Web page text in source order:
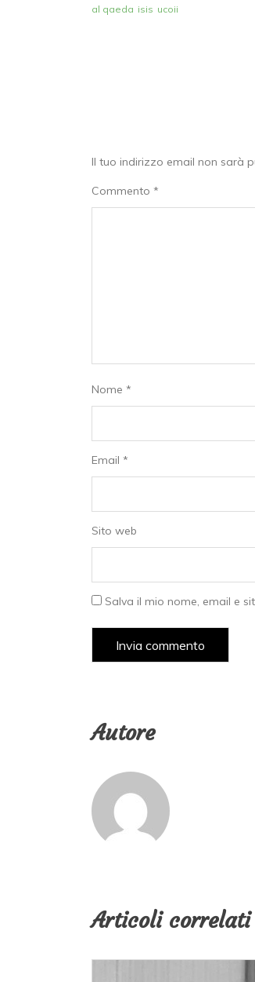
al qaeda isis ucoii
Il tuo indirizzo email non sarà
Commento *
Nome *
Email *
Sito web
Salva il mio nome, email e
Autore
Articoli correlati